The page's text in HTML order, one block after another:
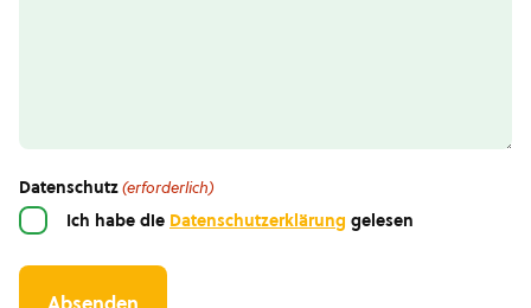
Datenschutz(erforderlich)
Ich habe die Datenschutzerklärung gelesen